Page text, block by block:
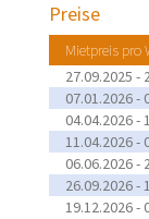
Preise
Mietpreis pro
27.09.2025 -
07.01.2026 -
04.04.2026 -
11.04.2026 -
06.06.2026 -
26.09.2026 -
19.12.2026 -